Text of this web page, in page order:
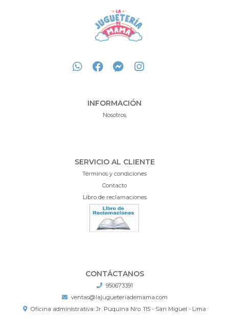
INFORMACIÓN
Nosotros
SERVICIO AL CLIENTE
Términos y condiciones
Contacto
Libro de reclamaciones
CONTÁCTANOS
950673391
ventas@lajugueteriademama.com
Oficina administrativa: Jr. Puquina Nro. 115 - San Miguel - Lima